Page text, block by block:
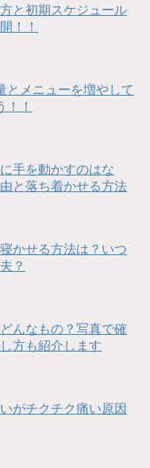
と初期スケジュール
！！
とメニューを増やして
！！
手を動かすのはな
と落ち着かせる方法
かせる方法は？いつ
？
んなもの？写真で確
方も紹介します
がチクチク痛い原因